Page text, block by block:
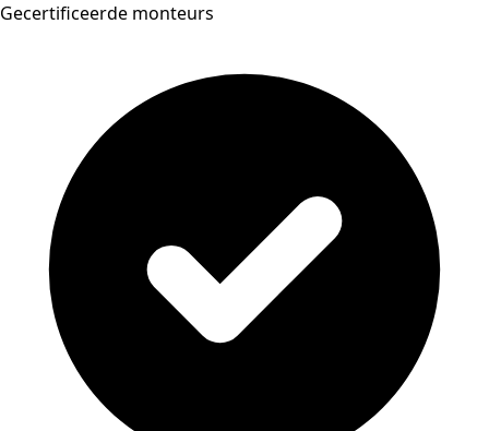
Gecertificeerde monteurs